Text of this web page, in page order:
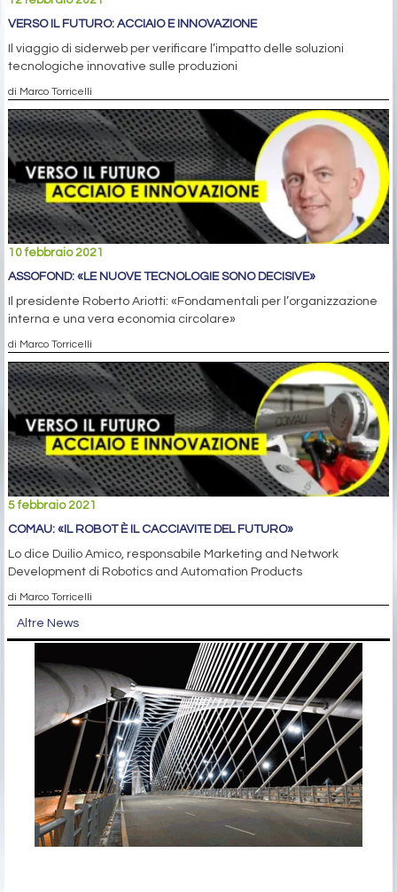
VERSO IL FUTURO: ACCIAIO E INNOVAZIONE
Il viaggio di siderweb per verificare l’impatto delle soluzioni
tecnologiche innovative sulle produzioni
di Marco Torricelli
10 febbraio 2021
ASSOFOND: «LE NUOVE TECNOLOGIE SONO DECISIVE»
Il presidente Roberto Ariotti: «Fondamentali per l’organizzazione
interna e una vera economia circolare»
di Marco Torricelli
5 febbraio 2021
COMAU: «IL ROBOT È IL CACCIAVITE DEL FUTURO»
Lo dice Duilio Amico, responsabile Marketing and Network
Development di Robotics and Automation Products
di Marco Torricelli
Altre News